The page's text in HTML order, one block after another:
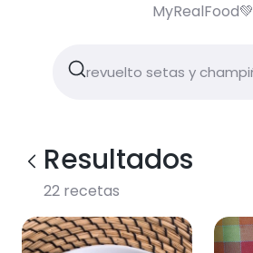
MyRealFood💚
Resultados
22 recetas